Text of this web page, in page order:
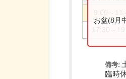
お盆(8月
備考:
臨時